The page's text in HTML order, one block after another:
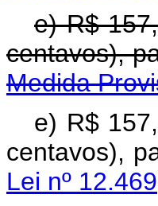
e) R$
Medida
e) R$
centavos),
Lei nº